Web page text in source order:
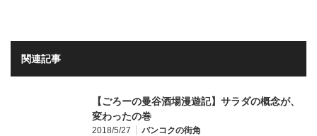
関連記事
【ごろーの曼谷酒場漫遊記】サラダの概念が、
変わったの巻
2018/5/27 バンコクの街角